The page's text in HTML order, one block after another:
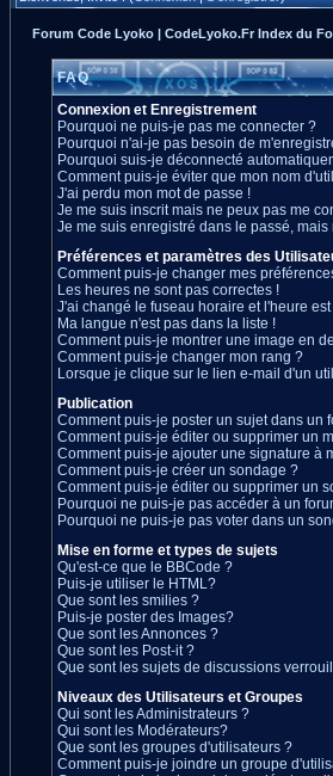
Forum Code Lyoko | CodeLyoko.Fr Index du
FAQ
Connexion et Enregistrement
Pourquoi ne puis-je pas me connecter ?
Pourquoi n'ai-je pas besoin de
Pourquoi suis-je déconnecté
Comment puis-je éviter que mon nom
J'ai perdu mon mot de passe !
Je me suis inscrit mais ne peux pas me
Je me suis enregistré dans le passé,
Préférences et paramètres des
Comment puis-je changer mes
Les heures ne sont pas correctes !
J'ai changé le fuseau horaire et l'heure
Ma langue n'est pas dans la liste !
Comment puis-je montrer une image en
Comment puis-je changer mon rang ?
Lorsque je clique sur le lien e-mail d'un
Publication
Comment puis-je poster un sujet dans un
Comment puis-je éditer ou supprimer un
Comment puis-je ajouter une signature à
Comment puis-je créer un sondage ?
Comment puis-je éditer ou supprimer un
Pourquoi ne puis-je pas accéder à un
Pourquoi ne puis-je pas voter dans un
Mise en forme et types de sujets
Qu'est-ce que le BBCode ?
Puis-je utiliser le HTML?
Que sont les smilies ?
Puis-je poster des Images?
Que sont les Annonces ?
Que sont les Post-it ?
Que sont les sujets de discussions
Niveaux des Utilisateurs et Groupes
Qui sont les Administrateurs ?
Qui sont les Modérateurs?
Que sont les groupes d'utilisateurs ?
Comment puis-je joindre un groupe